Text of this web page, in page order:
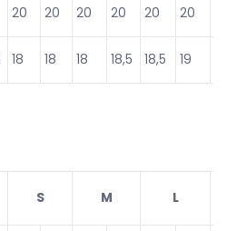
20 20 20 20 20 20
18 18 18 18,5 18,5 19
S M L